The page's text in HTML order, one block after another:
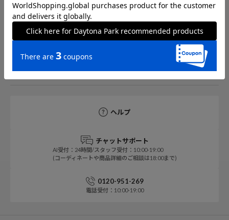
Daytona Park ONLINE 公式アプリ
ヘルプ
チャットサポート
AI受付：24時間/スタッフ受付：10:00-19:00
(コーディネートや商品詳細のご相談は18:00まで)
0120-951-269
電話受付：10:00-19:00